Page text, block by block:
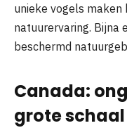
unieke vogels
natuurervaring. Bijna
beschermd
Canada:
grote schaal